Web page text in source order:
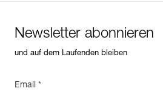
Newsletter abonnieren
und auf dem Laufenden bleiben
Email *